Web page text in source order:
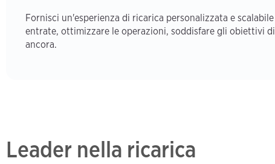
Fornisci un'esperienza di ricarica personalizzata e
entrate, ottimizzare le operazioni, soddisfare gli obiettivi
ancora.
Leader nella ricarica